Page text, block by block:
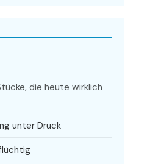
die heute wirklich
unter Druck